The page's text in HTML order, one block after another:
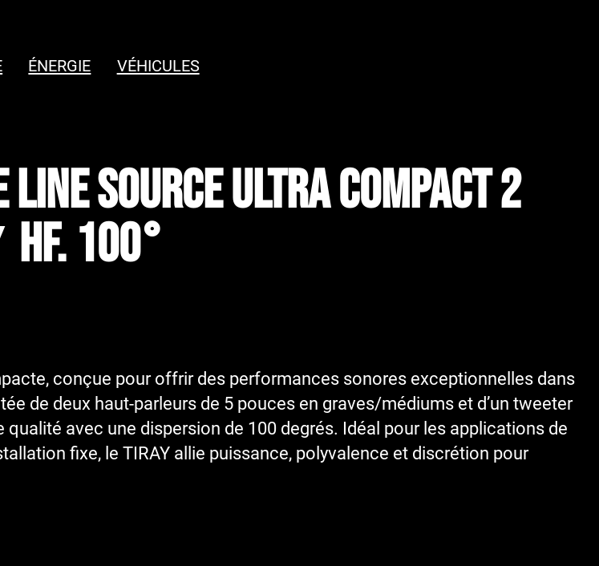
ÉNERGIE VÉHICULES
Line Source Ultra Compact 2
100°
conçue pour offrir des performances sonores exceptionnelles dans
de deux haut-parleurs de 5 pouces en graves/médiums et d’un tweeter
avec une dispersion de 100 degrés. Idéal pour les applications de
fixe, le TIRAY allie puissance, polyvalence et discrétion pour